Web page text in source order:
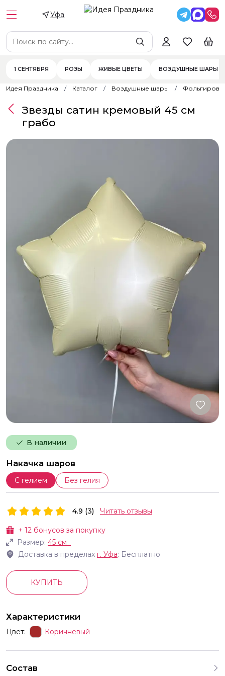
Уфа
1 СЕНТЯБРЯ РОЗЫ ЖИВЫЕ ЦВЕТЫ ВОЗДУШНЫЕ ШАРЫ
Идея Праздника Каталог Воздушные шары
В наличии
Накачка шаров
С гелием Без гелия
Звезды сатин кремовый 45 см
грабо
+ 12 бонусов за покупку
Размер: 45 см
Доставка в пределах г. Уфа: Бесплатно
4.9 (3) Читать отзывы
КУПИТЬ
Характеристики
Цвет: Коричневый
Состав